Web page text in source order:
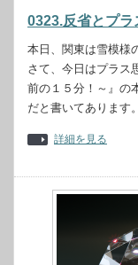
0323.反省とプラ
本日、関東は雪模様
さて、今日はプラス
前の１５分！～』の
だと書いてあります
詳細を見る